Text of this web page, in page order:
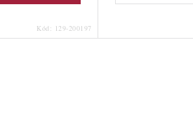
Kód: 129-200197